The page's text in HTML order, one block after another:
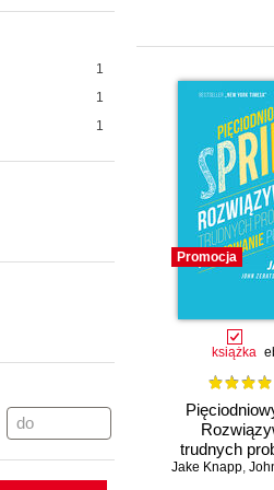
1
1
1
Promocja
książka
trudnych
testowanie
Jake Knapp,